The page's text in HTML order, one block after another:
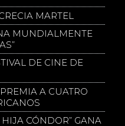
MARTEL
MUNDIALMENTE
DE CINE DE
A CUATRO
CÓNDOR” GANA